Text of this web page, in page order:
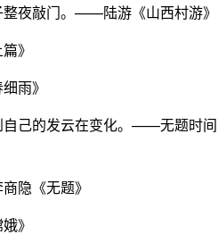
夜敲门。——陆游《山西村游》
》
雨》
自己的发云在变化。——无题时间
隐《无题》
》